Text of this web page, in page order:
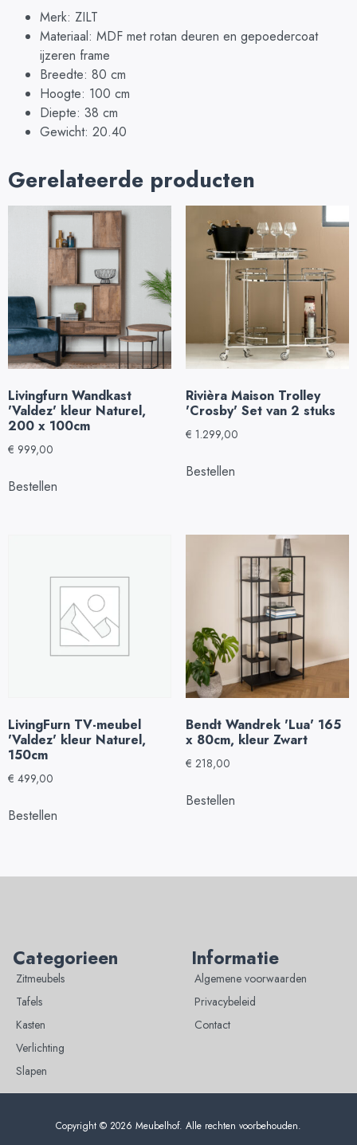
Merk: ZILT
Materiaal: MDF met rotan deuren en gepoedercoat
ijzeren frame
Breedte: 80 cm
Hoogte: 100 cm
Diepte: 38 cm
Gewicht: 20.40
Gerelateerde producten
Livingfurn Wandkast
'Valdez' kleur Naturel,
200 x 100cm
€ 999,00
Bestellen
Rivièra Maison Trolley
'Crosby' Set van 2 stuks
€ 1.299,00
Bestellen
LivingFurn TV-meubel
'Valdez' kleur Naturel,
150cm
€ 499,00
Bestellen
Bendt Wandrek 'Lua' 165
x 80cm, kleur Zwart
€ 218,00
Bestellen
Categorieen
Zitmeubels
Tafels
Kasten
Verlichting
Slapen
Informatie
Algemene voorwaarden
Privacybeleid
Contact
Copyright © 2026 Meubelhof. Alle rechten voorbehouden.